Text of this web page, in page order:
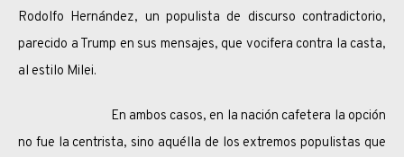
Rodolfo Hernández, un populista de discurso contradictorio,
parecido a Trump en sus mensajes, que vocifera contra la casta,
al estilo Milei.
En ambos casos, en la nación cafetera la opción
no fue la centrista, sino aquélla de los extremos populistas que